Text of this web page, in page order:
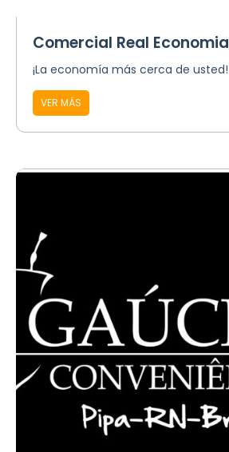
Comercial Real Economia
¡La economía más cerca de usted!
VER MÁS